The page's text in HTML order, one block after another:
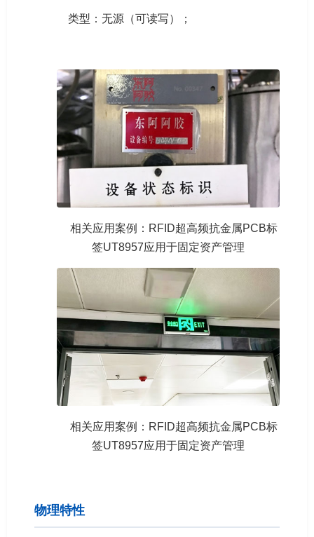
类型：无源（可读写）；
相关应用案例：RFID超高频抗金属PCB标
签UT8957应用于固定资产管理
相关应用案例：RFID超高频抗金属PCB标
签UT8957应用于固定资产管理
物理特性